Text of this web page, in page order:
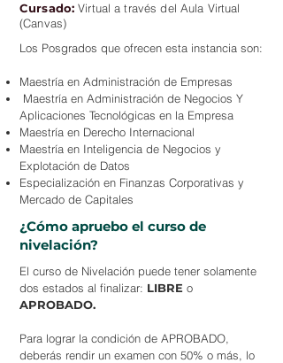
Cursado: Virtual a través del Aula Virtual
(Canvas)
Los Posgrados que ofrecen esta instancia son:
Maestría en Administración de Empresas
Maestría en Administración de Negocios Y
Aplicaciones Tecnológicas en la Empresa
Maestría en Derecho Internacional
Maestría en Inteligencia de Negocios y
Explotación de Datos
Especialización en Finanzas Corporativas y
Mercado de Capitales
¿Cómo apruebo el curso de
nivelación?
El curso de Nivelación puede tener solamente
dos estados al finalizar: LIBRE o
APROBADO.
Para lograr la condición de APROBADO,
deberás rendir un examen con 50% o más, lo